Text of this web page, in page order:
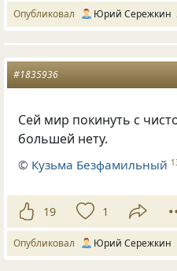
Опубликовал Юрий Сережкин
#1835936
Сей мир покинуть с
большей нету.
© Кузьма Безфамильный
19 1
Опубликовал Юрий Сережкин